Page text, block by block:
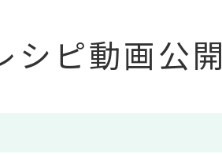
シピ動画公開